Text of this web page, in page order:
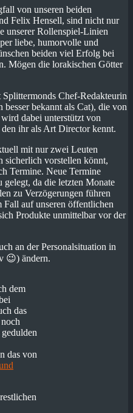
von unseren beiden
Felix Hensell, sind nicht nur
unserer Rollenspiel-Linien
liebe, humorvolle und
beiden viel Erfolg bei
Mögen die lorakischen Götter
Chef-Redakteurin
bekannt als Cat), die von
dabei unterstützt von
ihr als Art Director kennt.
mit nur zwei Leuten
sicherlich vorstellen könnt,
Termine. Neue Termine
gelegt, da die letzten Monate
zu Verzögerungen führen
auf unseren öffentlichen
Produkte unmittelbar vor der
an der Personalsituation in
😉) ändern.
dem
das
das von